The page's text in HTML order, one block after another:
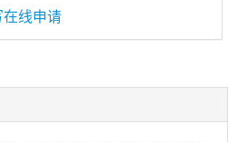
线申请